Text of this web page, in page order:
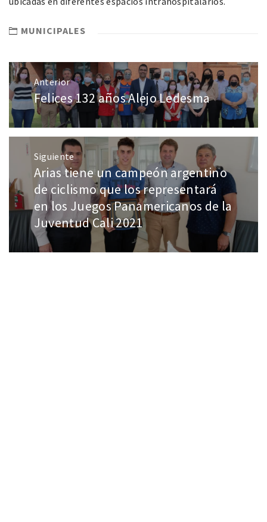
MUNICIPALES
Anterior
Felices 132 años Alejo Ledesma
Siguiente
Arias tiene un campeón argentino
de ciclismo que los representará
en los Juegos Panamericanos de la
Juventud Cali 2021